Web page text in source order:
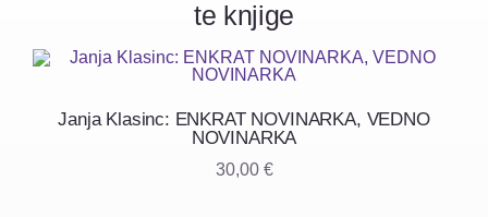
te knjige
Janja Klasinc: ENKRAT NOVINARKA, VEDNO
NOVINARKA
30,00 €